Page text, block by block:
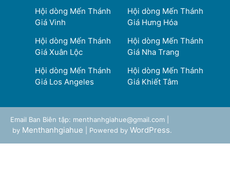
Hội dòng Mến Thánh
Giá Vinh
Hội dòng Mến Thánh
Giá Hưng Hóa
Hội dòng Mến Thánh
Giá Xuân Lộc
Hội dòng Mến Thánh
Giá Nha Trang
Hội dòng Mến Thánh
Giá Los Angeles
Hội dòng Mến Thánh
Giá Khiết Tâm
Email Ban Biên tập: menthanhgiahue@gmail.com |
by Menthanhgiahue | Powered by WordPress.